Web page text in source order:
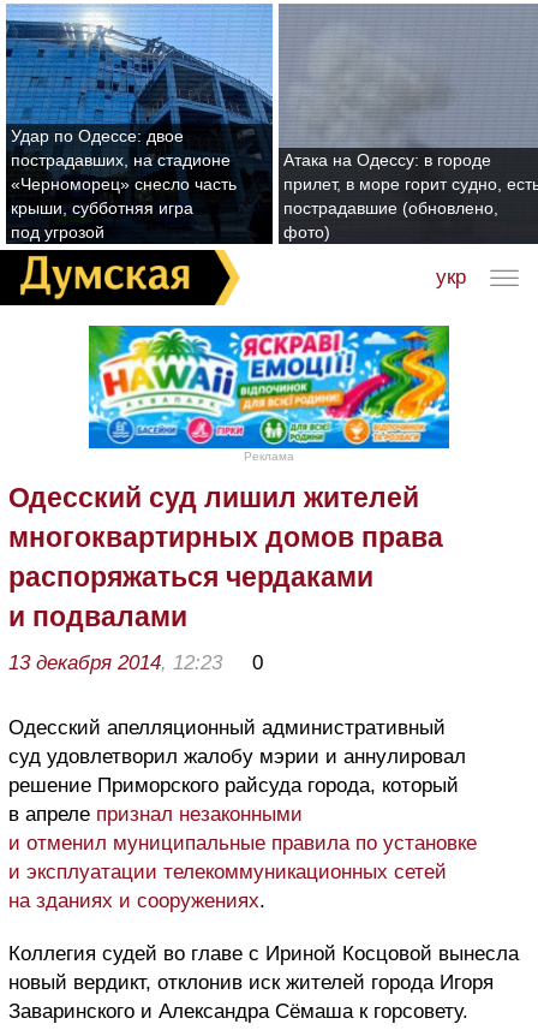
Удар по Одессе: двое
пострадавших, на стадионе
«Черноморец» снесло часть
крыши, субботняя игра
под угрозой
Атака на Одессу: в городе
прилет, в море горит судно,
пострадавшие (обновлено,
фото)
укр
Реклама
Одесский суд лишил жителей
многоквартирных домов права
распоряжаться чердаками
и подвалами
13 декабря 2014, 12:23 0
Одесский апелляционный административный
суд удовлетворил жалобу мэрии и аннулировал
решение Приморского райсуда города, который
в апреле признал незаконными
и отменил муниципальные правила по установке
и эксплуатации телекоммуникационных сетей
на зданиях и сооружениях.
Коллегия судей во главе с Ириной Косцовой вынесла
новый вердикт, отклонив иск жителей города Игоря
Заваринского и Александра Сёмаша к горсовету.